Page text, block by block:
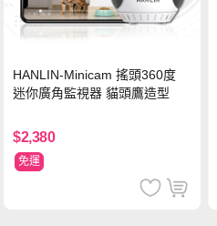
HANLIN-Minicam 搖頭360度
迷你廣角監視器 貓頭鷹造型
$2,380
免運